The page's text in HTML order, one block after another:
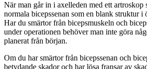
När man går in i axelleden med ett artroskop
normala bicepssenan som en blank struktur i
Har du smärtor från bicepsmuskeln och
under operationen behöver man inte göra
planerat från början.
Om du har smärtor från bicepssenan och
betydande skador och har lösa fransar av